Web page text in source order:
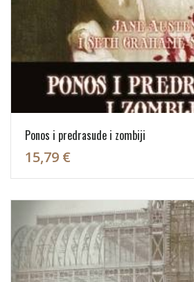
Ponos i predrasude i zombiji
15,79 €